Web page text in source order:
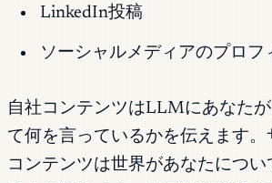
LinkedIn投稿
ソーシャルメディアのプロフ
自社コンテンツはLLMにあなた
て何を言っているかを伝えます。
コンテンツは世界があなたにつ